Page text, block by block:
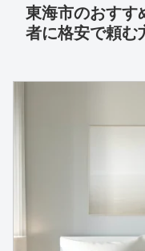
東海市のおすす
者に格安で頼む